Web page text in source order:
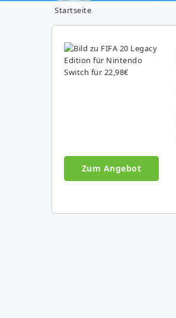
Startseite
Zum Angebot